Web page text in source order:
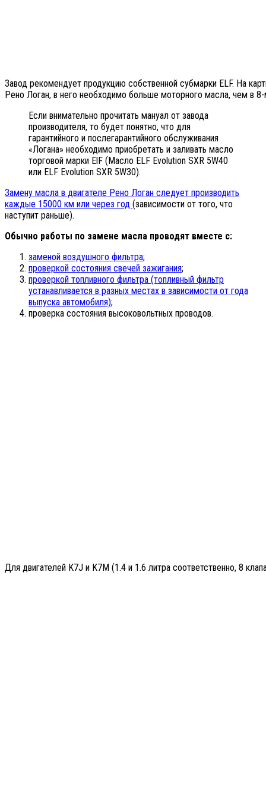
Завод рекомендует продукцию собственной субмарки ELF. На
Рено Логан, в него необходимо больше моторного масла, чем в 8-
Если внимательно прочитать мануал от завода
производителя, то будет понятно, что для
гарантийного и послегарантийного обслуживания
«Логана» необходимо приобретать и заливать масло
торговой марки ElF (Масло ELF Evolution SXR 5W40
или ELF Evolution SXR 5W30).
Замену масла в двигателе Рено Логан следует производить
каждые 15000 км или через год (зависимости от того, что
наступит раньше).
Обычно работы по замене масла проводят вместе с:
заменой воздушного фильтра;
проверкой состояния свечей зажигания;
проверкой топливного фильтра (топливный фильтр
устанавливается в разных местах в зависимости от года
выпуска автомобиля);
проверка состояния высоковольтных проводов.
Для двигателей K7J и K7M (1.4 и 1.6 литра соответственно, 8